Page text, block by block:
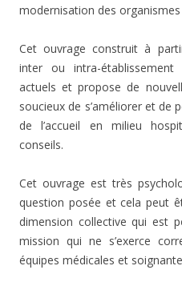
modernisation des
Cet ouvrage construit à
inter ou intra-établissement
actuels et propose de
soucieux de s’améliorer et de
de l’accueil en milieu
conseils.
Cet ouvrage est très
question posée et cela peut
dimension collective qui est
mission qui ne s’exerce
équipes médicales et